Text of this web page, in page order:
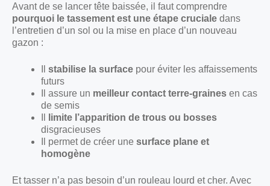
Avant de se lancer tête baissée, il faut comprendre
pourquoi le tassement est une étape cruciale dans
l’entretien d’un sol ou la mise en place d’un nouveau
gazon :
stabilise la surface pour éviter les affaissements
futurs
Il assure un meilleur contact terre-graines en cas
de semis
limite l’apparition de trous ou bosses
disgracieuses
Il permet de créer une surface plane et
homogène
Et tasser n’a pas besoin d’un rouleau lourd et cher. Avec